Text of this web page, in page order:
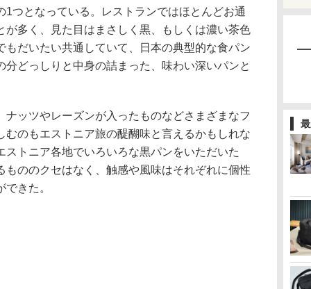
つとなっている。レストランではほとんどお通
が多く、見た目はまさしく黒、もしくは濃い茶色
もだいたい共通していて、日本の典型的な食パン
どっしりと中身の詰まった、味わい深いパンと
ッツやレーズンが入ったものなどさまざまなフ
むのもエストニア旅の醍醐味と言えるかもしれな
トニア各地でいろいろな黒パンをいただいた
もののクセはなく、触感や風味はそれぞれに個性
きた。